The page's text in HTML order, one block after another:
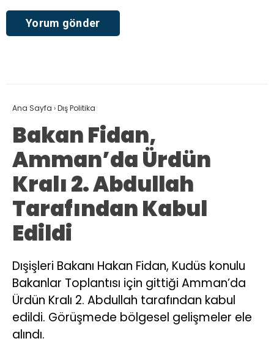
Ana Sayfa ›Dış Politika
Bakan Fidan,
Amman’da Ürdün
Kralı 2. Abdullah
Tarafından Kabul
Edildi
Dışişleri Bakanı Hakan Fidan, Kudüs konulu
Bakanlar Toplantısı için gittiği Amman’da
Ürdün Kralı 2. Abdullah tarafından kabul
edildi. Görüşmede bölgesel gelişmeler ele
alındı.